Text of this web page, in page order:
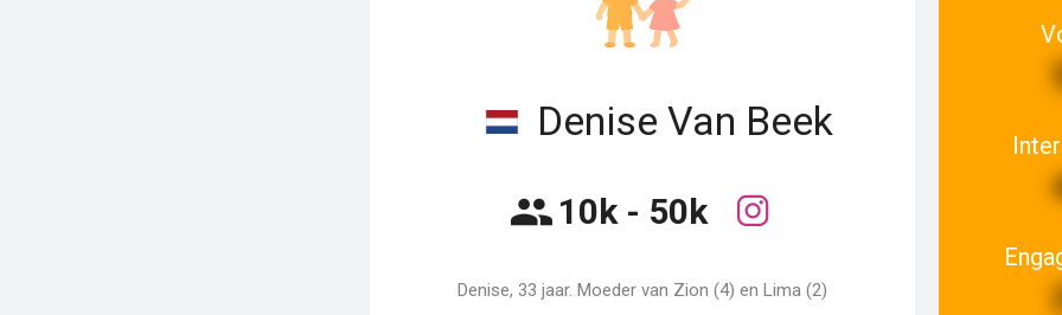
Denise Van Beek
10k - 50k
Denise, 33 jaar. Moeder van Zion (4) en Lima (2)